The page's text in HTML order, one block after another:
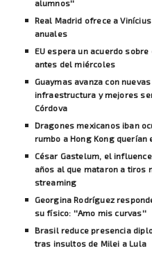
alumnos''
Real Madrid ofrece a
anuales
EU espera un acuerdo
antes del miércoles
Guaymas avanza con nuevas
infraestructura y mejores
Córdova
Dragones mexicanos iban
rumbo a Hong Kong
César Gastelum, el
años al que mataron a tiros
streaming
Georgina Rodríguez
su físico: ''Amo mis curvas''
Brasil reduce presencia
tras insultos de Milei a Lula